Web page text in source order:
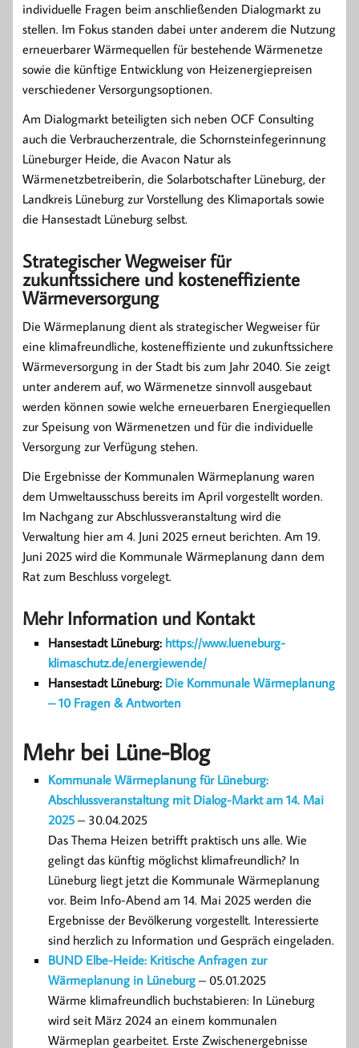
individuelle Fragen beim anschließenden Dialogmarkt zu
stellen. Im Fokus standen dabei unter anderem die Nutzung
erneuerbarer Wärmequellen für bestehende Wärmenetze
sowie die künftige Entwicklung von Heizenergiepreisen
verschiedener Versorgungsoptionen.
Am Dialogmarkt beteiligten sich neben OCF Consulting
auch die Verbraucherzentrale, die Schornsteinfegerinnung
Lüneburger Heide, die Avacon Natur als
Wärmenetzbetreiberin, die Solarbotschafter Lüneburg, der
Landkreis Lüneburg zur Vorstellung des Klimaportals sowie
die Hansestadt Lüneburg selbst.
Strategischer Wegweiser für
zukunftssichere und kosteneffiziente
Wärmeversorgung
Die Wärmeplanung dient als strategischer Wegweiser für
eine klimafreundliche, kosteneffiziente und zukunftssichere
Wärmeversorgung in der Stadt bis zum Jahr 2040. Sie zeigt
unter anderem auf, wo Wärmenetze sinnvoll ausgebaut
werden können sowie welche erneuerbaren Energiequellen
zur Speisung von Wärmenetzen und für die individuelle
Versorgung zur Verfügung stehen.
Die Ergebnisse der Kommunalen Wärmeplanung waren
dem Umweltausschuss bereits im April vorgestellt worden.
Im Nachgang zur Abschlussveranstaltung wird die
Verwaltung hier am 4. Juni 2025 erneut berichten. Am 19.
Juni 2025 wird die Kommunale Wärmeplanung dann dem
Rat zum Beschluss vorgelegt.
Mehr Information und Kontakt
Hansestadt Lüneburg: https://www.lueneburg-
klimaschutz.de/energiewende/
Hansestadt Lüneburg: Die Kommunale Wärmeplanung
– 10 Fragen & Antworten
Mehr bei Lüne-Blog
Kommunale Wärmeplanung für Lüneburg:
Abschlussveranstaltung mit Dialog-Markt am 14. Mai
2025 – 30.04.2025
Das Thema Heizen betrifft praktisch uns alle. Wie
gelingt das künftig möglichst klimafreundlich? In
Lüneburg liegt jetzt die Kommunale Wärmeplanung
vor. Beim Info-Abend am 14. Mai 2025 werden die
Ergebnisse der Bevölkerung vorgestellt. Interessierte
sind herzlich zu Information und Gespräch eingeladen.
BUND Elbe-Heide: Kritische Anfragen zur
Wärmeplanung in Lüneburg – 05.01.2025
Wärme klimafreundlich buchstabieren: In Lüneburg
wird seit März 2024 an einem kommunalen
Wärmeplan gearbeitet. Erste Zwischenergebnisse